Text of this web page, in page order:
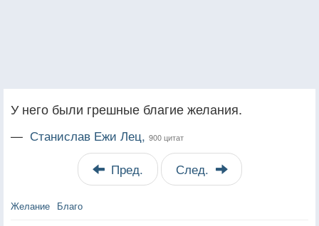
У него были грешные благие желания.
— Станислав Ежи Лец, 900 цитат
Пред. След.
Желание Благо